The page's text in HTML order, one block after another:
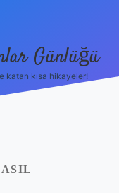
Günlüğü
katan kısa hikayeler!